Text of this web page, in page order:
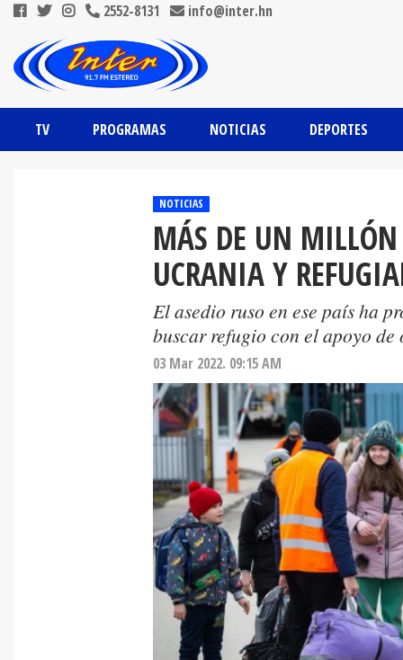
2552-8131 info@inter.hn
TV PROGRAMAS NOTICIAS DEPORTES
NOTICIAS
MÁS DE UN MILLÓN
UCRANIA Y
El asedio ruso en ese país ha
buscar refugio con el apoyo
03 Mar 2022. 09:15 AM